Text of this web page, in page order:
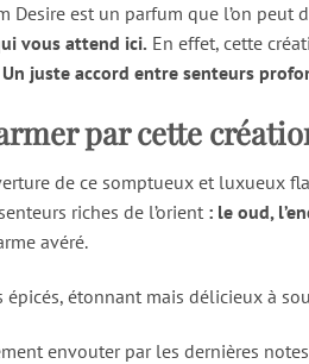
Desire est un parfum que l’on peut
vous attend ici. En effet, cette
Un juste accord entre senteurs
par cette
de ce somptueux et luxueux
riches de l’orient : le oud,
avéré.
étonnant mais délicieux à
envouter par les dernières